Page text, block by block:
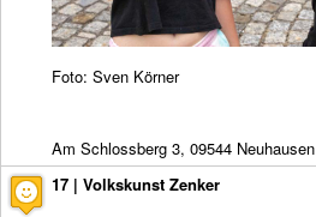
Foto: Sven Körner
Am Schlossberg 3, 09544 Neuhausen
17 | Volkskunst Zenker